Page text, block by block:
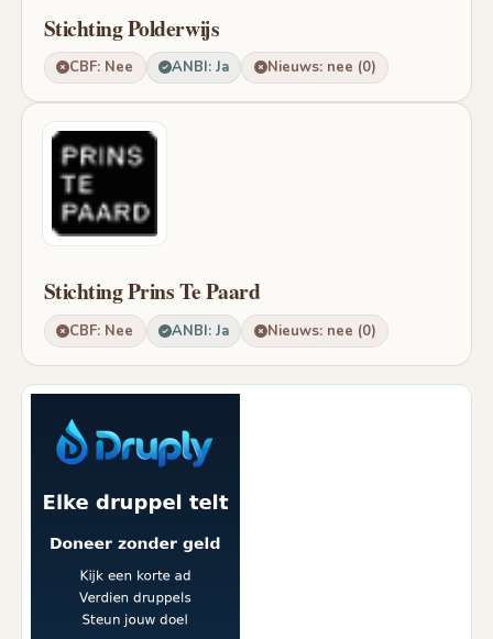
Stichting Polderwijs
CBF: Nee ANBI: Ja Nieuws: nee (0)
Stichting Prins Te Paard
CBF: Nee ANBI: Ja Nieuws: nee (0)